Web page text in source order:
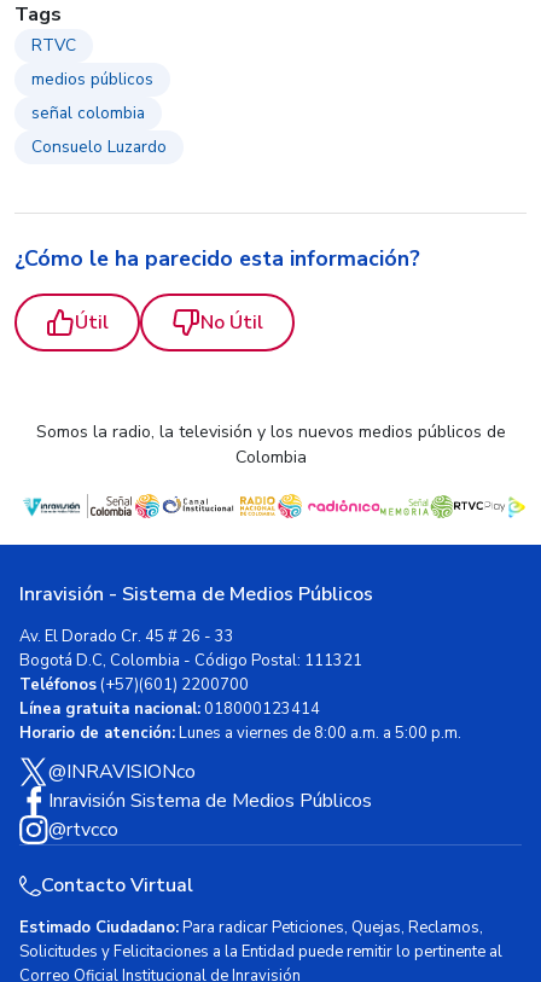
Tags
RTVC
medios públicos
señal colombia
Consuelo Luzardo
¿Cómo le ha parecido esta información?
Útil No Útil
Somos la radio, la televisión y los nuevos medios públicos de
Colombia
Inravisión - Sistema de Medios Públicos
Av. El Dorado Cr. 45 # 26 - 33
Bogotá D.C, Colombia - Código Postal: 111321
Teléfonos(+57)(601) 2200700
Línea gratuita nacional:018000123414
Horario de atención:Lunes a viernes de 8:00 a.m. a 5:00 p.m.
@INRAVISIONco
Inravisión Sistema de Medios Públicos
@rtvcco
Contacto Virtual
Estimado Ciudadano:Para radicar Peticiones, Quejas, Reclamos,
Solicitudes y Felicitaciones a la Entidad puede remitir lo pertinente al
Correo Oficial Institucional de Inravisión